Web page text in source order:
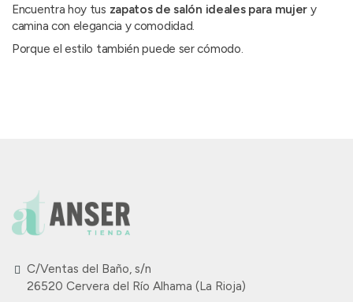
Encuentra hoy tus zapatos de salón ideales para mujer y
camina con elegancia y comodidad.
Porque el estilo también puede ser cómodo.
C/Ventas del Baño, s/n
26520 Cervera del Río Alhama (La Rioja)